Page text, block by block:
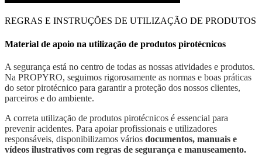
REGRAS E INSTRUÇÕES DE UTILIZAÇÃO DE PRODUTOS
Material de apoio na utilização de produtos pirotécnicos
A segurança está no centro de todas as nossas atividades e produtos.
Na PROPYRO, seguimos rigorosamente as normas e boas práticas
do setor pirotécnico para garantir a proteção dos nossos clientes,
parceiros e do ambiente.
A correta utilização de produtos pirotécnicos é essencial para
prevenir acidentes. Para apoiar profissionais e utilizadores
responsáveis, disponibilizamos vários documentos, manuais e
vídeos ilustrativos com regras de segurança e manuseamento.